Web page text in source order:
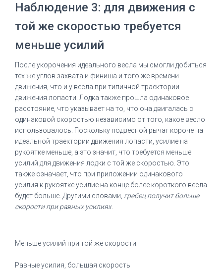
Наблюдение 3: для движения с
той же скоростью требуется
меньше усилий
После укорочения идеального весла мы смогли добиться
тех же углов захвата и финиша и того же времени
движения, что и у весла при типичной траектории
движения лопасти. Лодка также прошла одинаковое
расстояние, что указывает на то, что она двигалась с
одинаковой скоростью независимо от того, какое весло
использовалось. Поскольку подвесной рычаг короче на
идеальной траектории движения лопасти, усилие на
рукоятке меньше, а это значит, что требуется меньше
усилий для движения лодки с той же скоростью. Это
также означает, что при приложении одинакового
усилия к рукоятке усилие на конце более короткого весла
будет больше. Другими словами, гребец получит больше
скорости при равных усилиях.
Меньше усилий при той же скорости
Равные усилия, большая скорость